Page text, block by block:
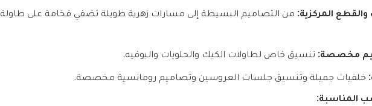
ذكرى الزواج
والقطع المركزية: من التصاميم البسيطة إلى مسارات زهرية طويلة تضفي فخامة على طاولة
مخصصة: تنسيق خاص لطاولات الكيك والحلويات والبوفيه.
خلفيات جميلة وتنسيق جلسات العروسين وتصاميم رومانسية مخصصة.
المناسبة: